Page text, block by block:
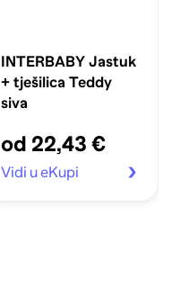
INTERBABY Jastuk
+ tješilica Teddy
siva
od 22,43 €
Vidi u eKupi